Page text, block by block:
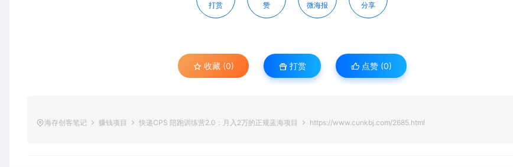
打赏 赞 微海报 分享
收藏 (0) 打赏 点赞 (0)
海存创客笔记 赚钱项目 快递CPS 陪跑训练营2.0：月入2万的正规蓝海项目 https://www.cunkbj.com/2685.html